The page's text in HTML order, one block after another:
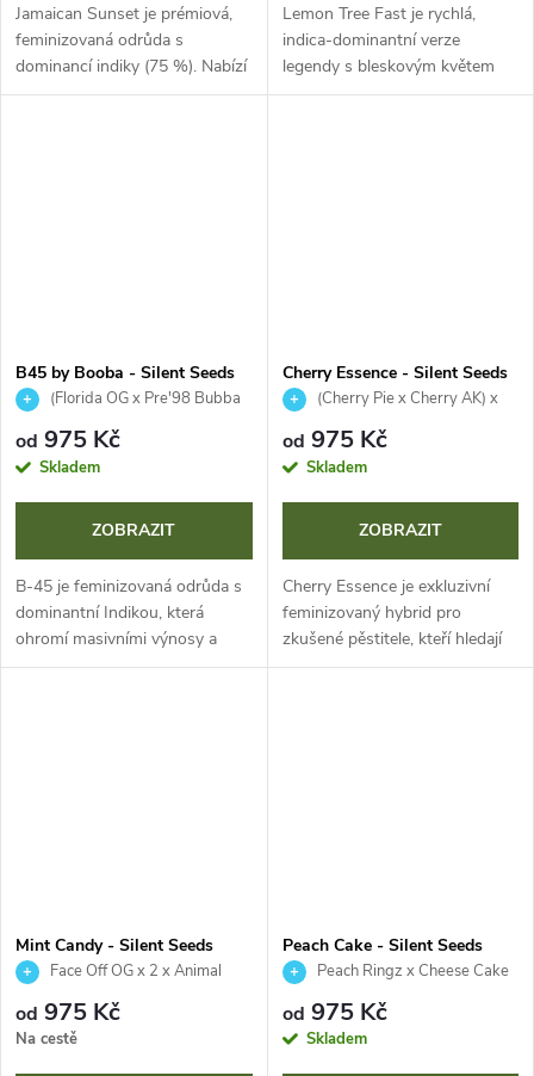
Jamaican Sunset je prémiová,
feminizovaná odrůda s
dominancí indiky (75 %). Nabízí
velmi vysoký obsah THC (25-
Lemon Tree Fast je rychlá,
indica-dominantní verze
legendy s bleskovým květem
50–55 dní. Nabízí XXL výnosy
B45 by Booba - Silent Seeds
(Florida OG x Pre'98 Bubba
Kush) x Orange Punch #66
od 975 Kč
Skladem
ZOBRAZIT
B-45 je feminizovaná odrůda s
dominantní Indikou, která
ohromí masivními výnosy a
extrémně vysokým obsahem
Cherry Essence - Silent Seeds
(Cherry Pie x Cherry AK) x
Animal Face Mints
od 975 Kč
Skladem
ZOBRAZIT
Cherry Essence je exkluzivní
feminizovaný hybrid pro
zkušené pěstitele, kteří hledají
jedinečnost a maximální kvalitu.
Mint Candy - Silent Seeds
Face Off OG x 2 x Animal
Face Mints
od 975 Kč
Na cestě
Peach Cake - Silent Seeds
Peach Ringz x Cheese Cake
od 975 Kč
Skladem